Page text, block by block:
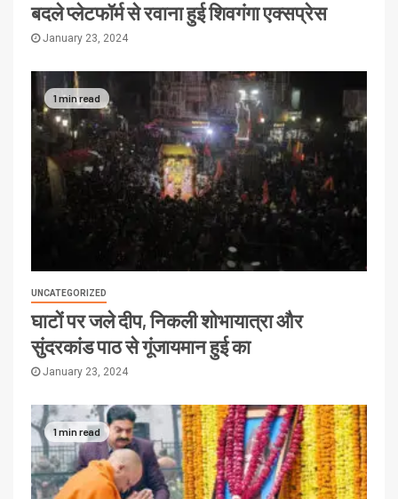
बदले प्लेटफॉर्म से रवाना हुई शिवगंगा एक्सप्रेस
January 23, 2024
1 min read
UNCATEGORIZED
घाटों पर जले दीप, निकली शोभायात्रा और
सुंदरकांड पाठ से गूंजायमान हुई का
January 23, 2024
1 min read